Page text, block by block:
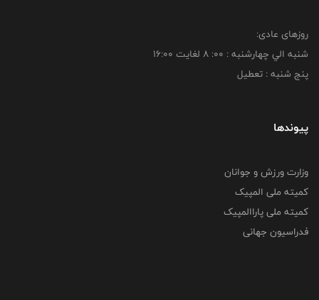
روزهای عادی:
شنبه الي چهارشنبه : 00: 8 لغايت 16:00
پنج شنبه : تعطیل
پیوندها
وزارت ورزش و جوانان
کمیته ملی المپیک
کمیته ملی پاراالمپیک
فدراسیون جهانی